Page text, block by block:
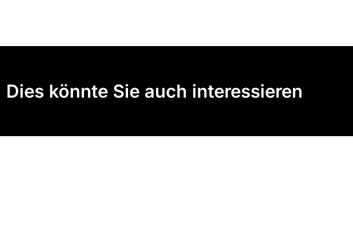
Dies könnte Sie auch interessieren